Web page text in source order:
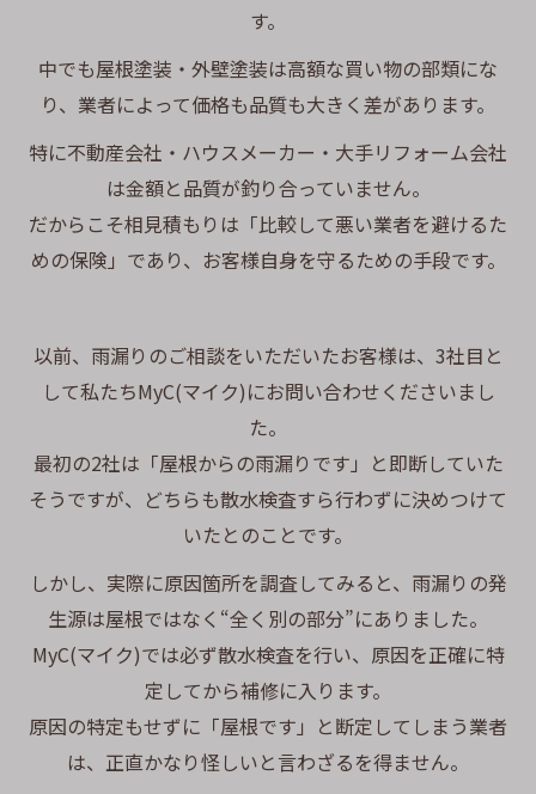
す。
中でも屋根塗装・外壁塗装は高額な買い物の部類にな
り、業者によって価格も品質も大きく差があります。
特に不動産会社・ハウスメーカー・大手リフォーム会社
は金額と品質が釣り合っていません。
だからこそ相見積もりは「比較して悪い業者を避けるた
めの保険」であり、お客様自身を守るための手段です。
以前、雨漏りのご相談をいただいたお客様は、3社目と
して私たちMyC(マイク)にお問い合わせくださいまし
た。
最初の2社は「屋根からの雨漏りです」と即断していた
そうですが、どちらも散水検査すら行わずに決めつけて
いたとのことです。
しかし、実際に原因箇所を調査してみると、雨漏りの発
生源は屋根ではなく“全く別の部分”にありました。
MyC(マイク)では必ず散水検査を行い、原因を正確に特
定してから補修に入ります。
原因の特定もせずに「屋根です」と断定してしまう業者
は、正直かなり怪しいと言わざるを得ません。